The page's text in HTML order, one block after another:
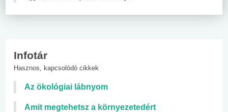
Infotár
Hasznos, kapcsolódó cikkek
Az ökológiai lábnyom
Amit megtehetsz a környezetedért